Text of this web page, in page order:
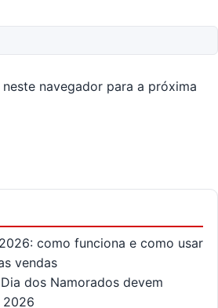
navegador para a próxima
como funciona e como usar
vendas
dos Namorados devem
2026